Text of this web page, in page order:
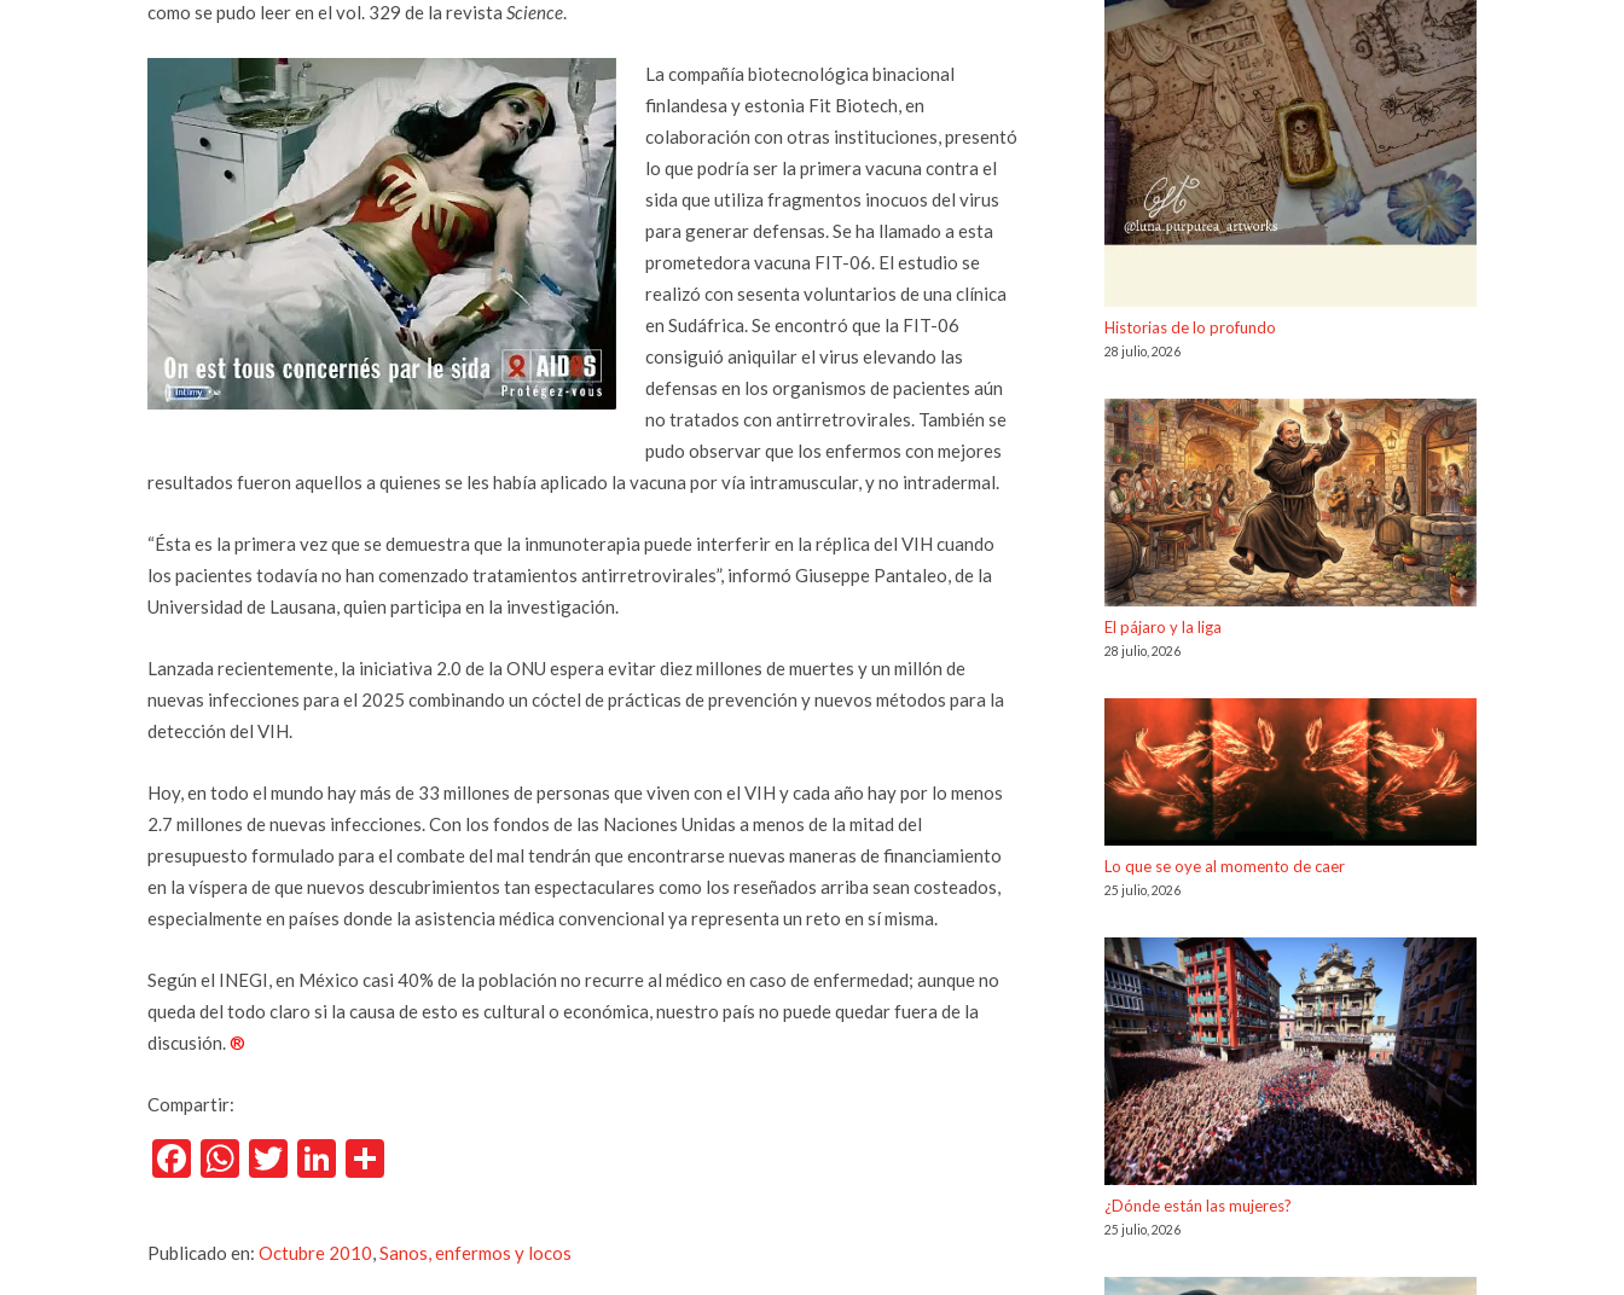
como se pudo leer en el vol. 329 de la revista Science.
La compañía biotecnológica binacional
finlandesa y estonia Fit Biotech, en
colaboración con otras instituciones, presentó
lo que podría ser la primera vacuna contra el
sida que utiliza fragmentos inocuos del virus
para generar defensas. Se ha llamado a esta
prometedora vacuna FIT-06. El estudio se
realizó con sesenta voluntarios de una clínica
en Sudáfrica. Se encontró que la FIT-06
consiguió aniquilar el virus elevando las
defensas en los organismos de pacientes aún
no tratados con antirretrovirales. También se
pudo observar que los enfermos con mejores
resultados fueron aquellos a quienes se les había aplicado la vacuna por vía intramuscular, y no intradermal.
“Ésta es la primera vez que se demuestra que la inmunoterapia puede interferir en la réplica del VIH cuando
los pacientes todavía no han comenzado tratamientos antirretrovirales”, informó Giuseppe Pantaleo, de la
Universidad de Lausana, quien participa en la investigación.
Lanzada recientemente, la iniciativa 2.0 de la ONU espera evitar diez millones de muertes y un millón de
nuevas infecciones para el 2025 combinando un cóctel de prácticas de prevención y nuevos métodos para la
detección del VIH.
Hoy, en todo el mundo hay más de 33 millones de personas que viven con el VIH y cada año hay por lo menos
2.7 millones de nuevas infecciones. Con los fondos de las Naciones Unidas a menos de la mitad del
presupuesto formulado para el combate del mal tendrán que encontrarse nuevas maneras de financiamiento
en la víspera de que nuevos descubrimientos tan espectaculares como los reseñados arriba sean costeados,
especialmente en países donde la asistencia médica convencional ya representa un reto en sí misma.
Según el INEGI, en México casi 40% de la población no recurre al médico en caso de enfermedad; aunque no
queda del todo claro si la causa de esto es cultural o económica, nuestro país no puede quedar fuera de la
discusión.®
Compartir:
Facebook
WhatsApp
TwitterLinkedIn
Publicado en: Octubre 2010,Sanos, enfermos y locos
Historias de lo profundo
28 julio, 2026
El pájaro y la liga
28 julio, 2026
Lo que se oye al momento de caer
25 julio, 2026
¿Dónde están las mujeres?
25 julio, 2026